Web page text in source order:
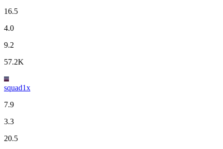
16.5
4.0
9.2
57.2K
squad1x
7.9
3.3
20.5